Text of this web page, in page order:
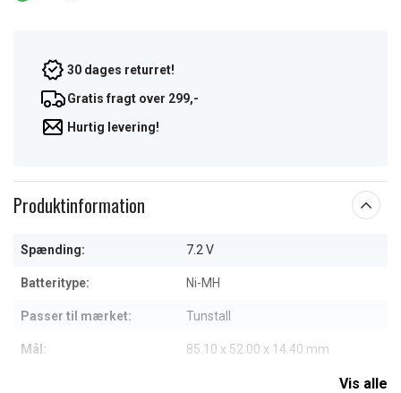
30 dages returret!
Gratis fragt over 299,-
Hurtig levering!
Produktinformation
Spænding: 7.2 V
Batteritype: Ni-MH
Passer til mærket: Tunstall
Mål: 85.10 x 52.00 x 14.40 mm
Vis alle